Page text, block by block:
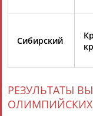
24 персон из 13181
ТАБЛО
Сибирский
РЕЗУЛЬТАТЫ
ОЛИМПИЙСКИХ